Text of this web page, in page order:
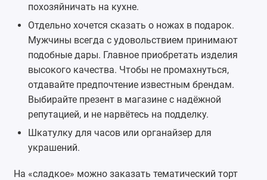
похозяйничать на кухне.
Отдельно хочется сказать о ножах в подарок.
Мужчины всегда с удовольствием принимают
подобные дары. Главное приобретать изделия
высокого качества. Чтобы не промахнуться,
отдавайте предпочтение известным брендам.
Выбирайте презент в магазине с надёжной
репутацией, и не нарвётесь на подделку.
Шкатулку для часовили органайзер для
украшений.
На «сладкое» можно заказать тематический торт